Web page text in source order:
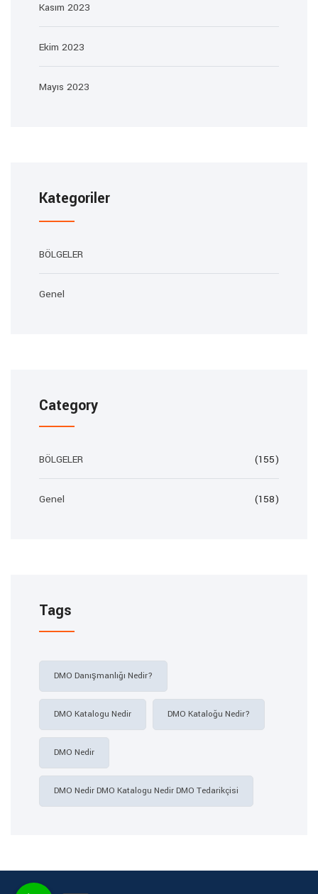
Kasım 2023
Ekim 2023
Mayıs 2023
Kategoriler
BÖLGELER
Genel
Category
BÖLGELER (155)
Genel (158)
Tags
DMO Danışmanlığı Nedir?
DMO Katalogu Nedir DMO Kataloğu Nedir?
DMO Nedir
DMO Nedir DMO Katalogu Nedir DMO Tedarikçisi